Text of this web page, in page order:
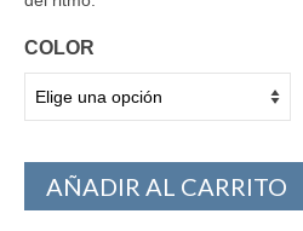
COLOR
AÑADIR AL CARRITO